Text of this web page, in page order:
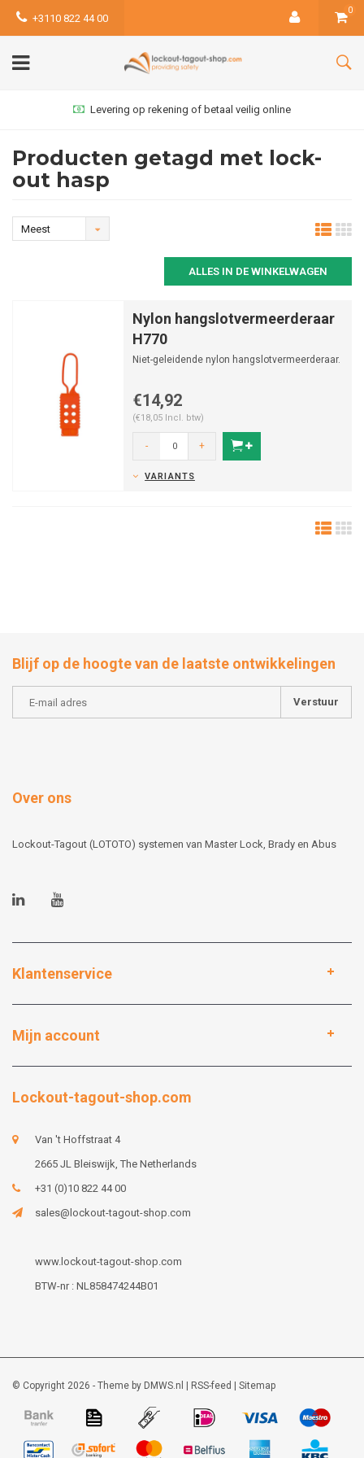
+3110 822 44 00
0
Levering op rekening of betaal veilig online
Producten getagd met lock-
out hasp
Meest
ALLES IN DE WINKELWAGEN
Nylon hangslotvermeerderaar
H770
Niet-geleidende nylon hangslotvermeerderaar.
€14,92
(€18,05 Incl. btw)
- +
VARIANTS
Blijf op de hoogte van de laatste ontwikkelingen
Verstuur
Over ons
Lockout-Tagout (LOTOTO) systemen van Master Lock, Brady en Abus
Klantenservice
Mijn account
Lockout-tagout-shop.com
Van 't Hoffstraat 4
2665 JL Bleiswijk, The Netherlands
+31 (0)10 822 44 00
sales@lockout-tagout-shop.com
www.lockout-tagout-shop.com
BTW-nr : NL858474244B01
© Copyright 2026 - Theme by DMWS.nl RSS-feed Sitemap